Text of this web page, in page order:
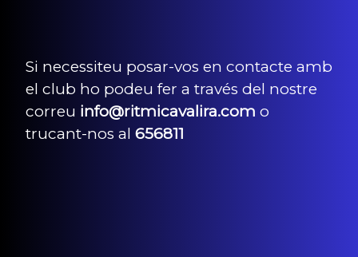
Si necessiteu posar-vos en contacte amb
el club ho podeu fer a través del nostre
correu info@ritmicavalira.com o
trucant-nos al 656811